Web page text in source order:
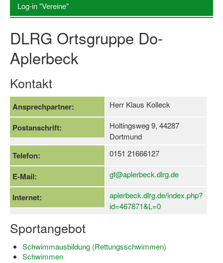
Wege zur Kooperation
Villa Froschloch
Log-in "Vereine"
Qualifizierung
SSB Qualifizierungen
Übersicht Qualifizierungswege
Qualifizierung im Vereinsmanagement
Fachtag Bildung braucht Bewegung
Erste-Hilfe-Ausbildung
Anmeldeformular / Anmeldebedingungen
Projekte
Open Sports Day
Log-in "Vereine"
DLRG Ortsgruppe Do-
Aplerbeck
Kontakt
Ansprechpartner: Herr Klaus Kolleck
Postanschrift:
Holtingsweg 9, 44287
Dortmund
Telefon: 0151 21666127
E-Mail: gf@aplerbeck.dlrg.de
Internet:
aplerbeck.dlrg.de/index.php?
id=467871&L=0
Sportangebot
Schwimmausbildung (Rettungsschwimmen)
Schwimmen